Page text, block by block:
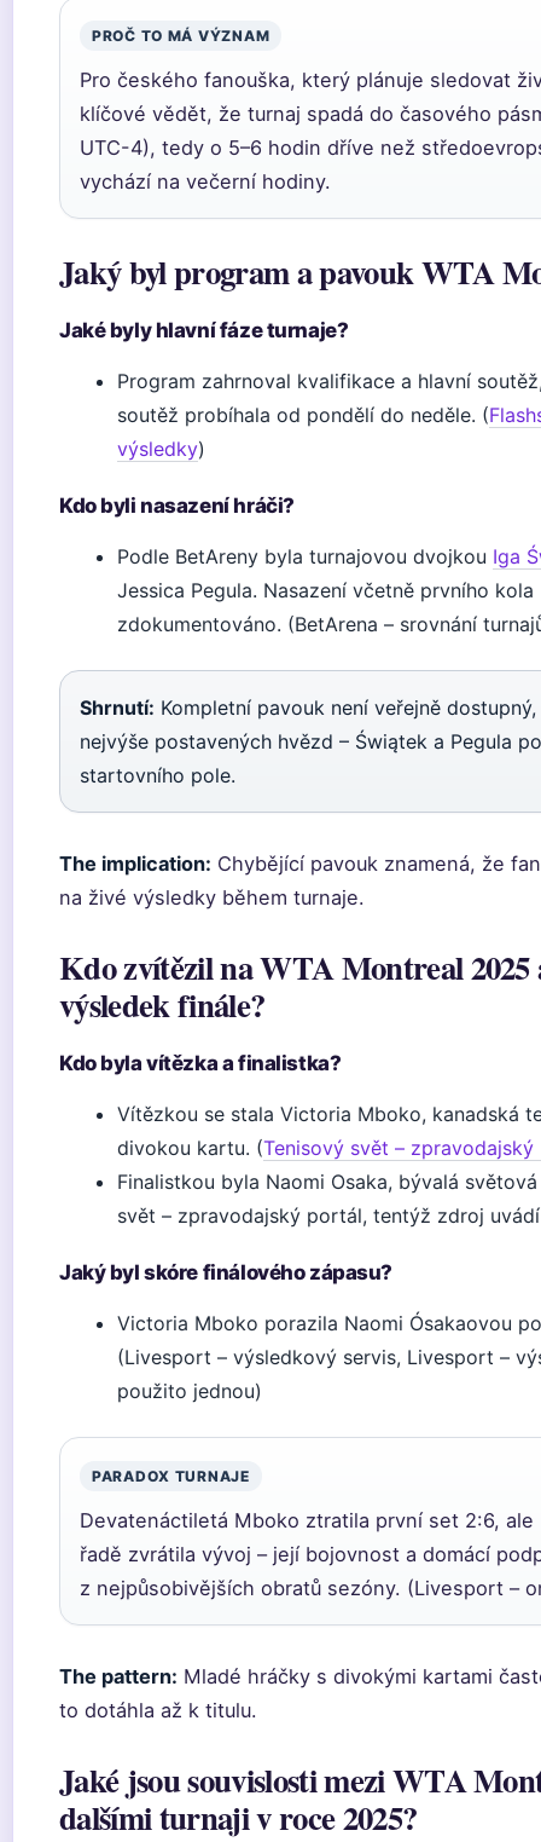
PROČ TO MÁ VÝZNAM
Pro českého fanouška, který plánuje sledovat
klíčové vědět, že turnaj spadá do časového
UTC-4), tedy o 5–6 hodin dříve než
vychází na večerní hodiny.
Jaký byl program a pavouk WTA
Jaké byly hlavní fáze turnaje?
Program zahrnoval kvalifikace a hlavní
soutěž probíhala od pondělí do neděle. (
výsledky)
Kdo byli nasazení hráči?
Podle BetAreny byla turnajovou dvojkou Iga
Jessica Pegula. Nasazení včetně prvního
zdokumentováno. (BetArena – srovnání
Shrnutí: Kompletní pavouk není veřejně
nejvýše postavených hvězd – Świątek a Pegula
startovního pole.
The implication: Chybějící pavouk znamená, že
na živé výsledky během turnaje.
Kdo zvítězil na WTA Montreal 2025
výsledek finále?
Kdo byla vítězka a finalistka?
Vítězkou se stala Victoria Mboko, kanadská
divokou kartu. (Tenisový svět –
Finalistkou byla Naomi Osaka, bývalá
svět – zpravodajský portál, tentýž zdroj
Jaký byl skóre finálového zápasu?
Victoria Mboko porazila Naomi Ósakaovou
(Livesport – výsledkový servis, Livesport –
použito jednou)
PARADOX TURNAJE
Devatenáctiletá Mboko ztratila první set 2:6, ale
řadě zvrátila vývoj – její bojovnost a domácí
z nejpůsobivějších obratů sezóny. (Livesport –
The pattern: Mladé hráčky s divokými kartami
to dotáhla až k titulu.
Jaké jsou souvislosti mezi WTA
dalšími turnaji v roce 2025?